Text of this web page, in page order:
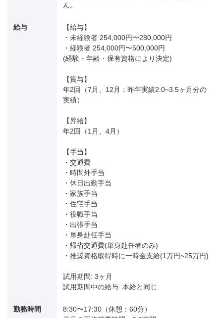
ん。
給与
【給与】
・未経験者 254,000円〜280,000円
・経験者 254,000円〜500,000円
(経験・年齢・保有資格により決定)
【賞与】
年2回（7月、12月：昨年実績2.0~3.5ヶ月分の
実績）
【昇給】
年2回（1月、4月）
【手当】
・交通費
・時間外手当
・休日出勤手当
・家族手当
・住宅手当
・役職手当
・出張手当
・単身赴任手当
・帰省交通費(単身赴任者のみ)
・推奨資格取得時に一時金支給(1万円~25万円)
試用期間: 3ヶ月
試用期間中の給与: 本給と同じ
勤務時間
8:30〜17:30（休憩：60分）